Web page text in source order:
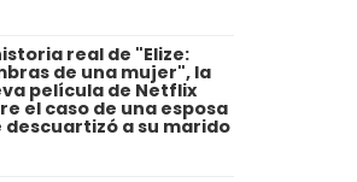
real de "Elize:
de una mujer", la
película de Netflix
el caso de una esposa
descuartizó a su marido